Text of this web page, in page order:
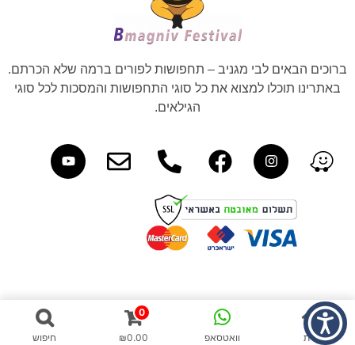
ברוכים הבאים לבי מגניב – תחפושות לפורים ברמה שלא הכרתם.
באתרינו תוכלו למצוא את כל סוגי התחפושות והמסכות לכל סוגי
הגילאים.
בית וואטסאפ
0
₪0.00 חיפוש